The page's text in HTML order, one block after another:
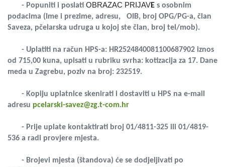
- Popuniti i poslati OBRAZAC PRIJAVE s osobnim
podacima (Ime i prezime, adresu, OIB, broj OPG/PG-a, član
Saveza, pčelarska udruga u kojoj ste član, broj tel/mob).
- Uplatiti na račun HPS-a: HR2524840081100687902 iznos
od 715,00 kuna, upisati u rubriku svrha: kotizacija za 17. Dane
meda u Zagrebu, poziv na broj: 232519.
- Kopiju uplatnice skenirati i dostaviti u HPS na e-mail
adresu pcelarski-savez@zg.t-com.hr
- Prije uplate kontaktirati broj 01/4811-325 ili 01/4819-
536 a radi provjere mjesta.
- Brojevi mjesta (štandova) će se dodjeljivati po